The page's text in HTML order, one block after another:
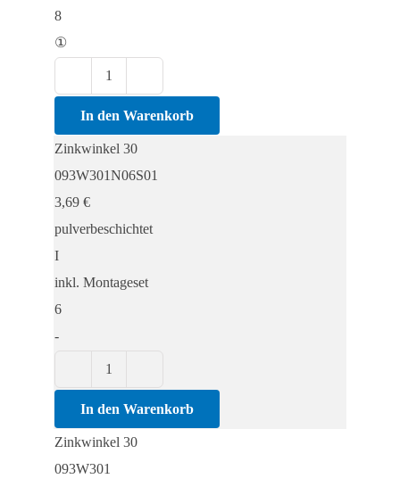
8
①
30
Menge
In den Warenkorb
Zinkwinkel 30
093W301N06S01
3,69 €
pulverbeschichtet
I
inkl. Montageset
6
-
30
Menge
In den Warenkorb
Zinkwinkel 30
093W301